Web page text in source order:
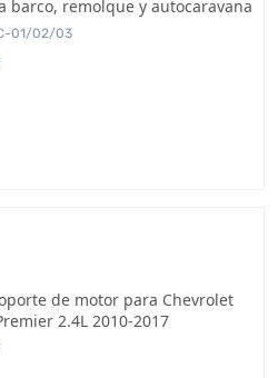
barco, remolque y autocaravana
01/02/03
de motor para Chevrolet
2.4L 2010-2017